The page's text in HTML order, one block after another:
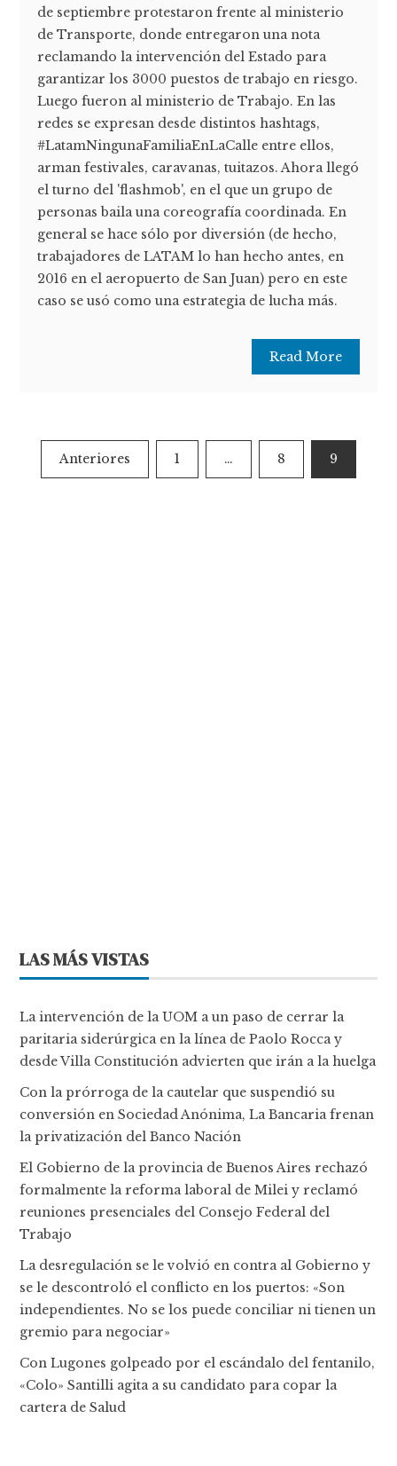
de septiembre protestaron frente al ministerio
de Transporte, donde entregaron una nota
reclamando la intervención del Estado para
garantizar los 3000 puestos de trabajo en riesgo.
Luego fueron al ministerio de Trabajo. En las
redes se expresan desde distintos hashtags,
#LatamNingunaFamiliaEnLaCalle entre ellos,
arman festivales, caravanas, tuitazos. Ahora llegó
el turno del 'flashmob', en el que un grupo de
personas baila una coreografía coordinada. En
general se hace sólo por diversión (de hecho,
trabajadores de LATAM lo han hecho antes, en
2016 en el aeropuerto de San Juan) pero en este
caso se usó como una estrategia de lucha más.
Read More
Paginación
de
Anteriores 1 … 8 9
LAS MÁS VISTAS
La intervención de la UOM a un paso de cerrar la
paritaria siderúrgica en la línea de Paolo Rocca y
desde Villa Constitución advierten que irán a la huelga
Con la prórroga de la cautelar que suspendió su
conversión en Sociedad Anónima, La Bancaria frenan
la privatización del Banco Nación
El Gobierno de la provincia de Buenos Aires rechazó
formalmente la reforma laboral de Milei y reclamó
reuniones presenciales del Consejo Federal del
Trabajo
La desregulación se le volvió en contra al Gobierno y
se le descontroló el conflicto en los puertos: «Son
independientes. No se los puede conciliar ni tienen un
gremio para negociar»
Con Lugones golpeado por el escándalo del fentanilo,
«Colo» Santilli agita a su candidato para copar la
cartera de Salud